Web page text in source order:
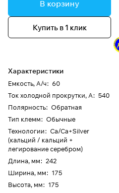
В корзину
Купить в 1 клик
Характеристики
Емкость, А/ч: 60
Ток холодной прокрутки, А: 540
Полярность: Обратная
Тип клемм: Обычные
Технологии: Ca/Ca+Silver
(кальций / кальций +
легирование серебром)
Длина, мм: 242
Ширина, мм: 175
Высота, мм: 175